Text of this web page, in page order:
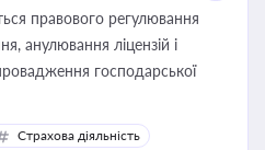
правового регулювання
анулювання ліцензій і
господарської
Страхова діяльність